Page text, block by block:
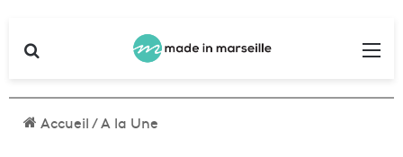
Accueil/A la Une